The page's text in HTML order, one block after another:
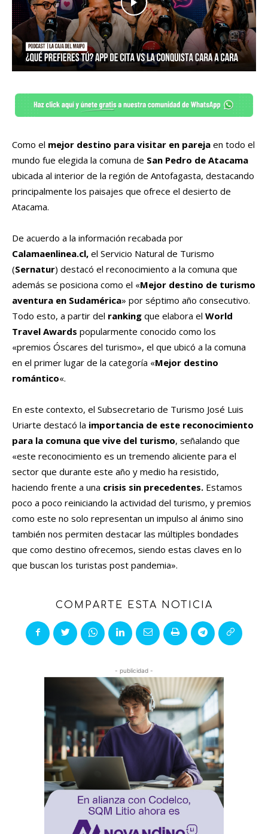
Como el mejor destino para visitar en pareja en todo el
mundo fue elegida la comuna de San Pedro de Atacama
ubicada al interior de la región de Antofagasta, destacando
principalmente los paisajes que ofrece el desierto de
Atacama.
De acuerdo a la información recabada por
Calamaenlinea.cl, el Servicio Natural de Turismo
(Sernatur) destacó el reconocimiento a la comuna que
además se posiciona como el «Mejor destino de turismo
aventura en Sudamérica» por séptimo año consecutivo.
Todo esto, a partir del ranking que elabora el World
Travel Awards popularmente conocido como los
«premios Óscares del turismo», el que ubicó a la comuna
en el primer lugar de la categoría «Mejor destino
romántico«.
En este contexto, el Subsecretario de Turismo José Luis
Uriarte destacó la importancia de este reconocimiento
para la comuna que vive del turismo, señalando que
«este reconocimiento es un tremendo aliciente para el
sector que durante este año y medio ha resistido,
haciendo frente a una crisis sin precedentes. Estamos
poco a poco reiniciando la actividad del turismo, y premios
como este no solo representan un impulso al ánimo sino
también nos permiten destacar las múltiples bondades
que como destino ofrecemos, siendo estas claves en lo
que buscan los turistas post pandemia».
COMPARTE ESTA NOTICIA
- publicidad -